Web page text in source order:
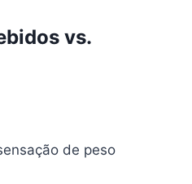
vs.
de peso